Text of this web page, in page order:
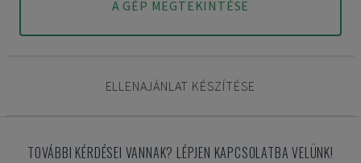
A GÉP MEGTEKINTÉSE
ELLENAJÁNLAT KÉSZÍTÉSE
TOVÁBBI KÉRDÉSEI VANNAK? LÉPJEN KAPCSOLATBA VELÜNK!